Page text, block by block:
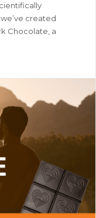
created
Chocolate, a